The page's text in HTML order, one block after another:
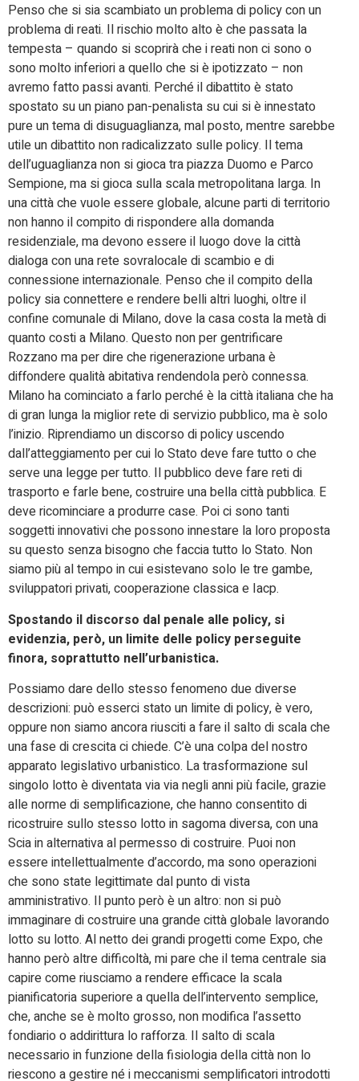
Penso che si sia scambiato un problema di policy con un
problema di reati. Il rischio molto alto è che passata la
tempesta – quando si scoprirà che i reati non ci sono o
sono molto inferiori a quello che si è ipotizzato – non
avremo fatto passi avanti. Perché il dibattito è stato
spostato su un piano pan-penalista su cui si è innestato
pure un tema di disuguaglianza, mal posto, mentre sarebbe
utile un dibattito non radicalizzato sulle policy. Il tema
dell’uguaglianza non si gioca tra piazza Duomo e Parco
Sempione, ma si gioca sulla scala metropolitana larga. In
una città che vuole essere globale, alcune parti di territorio
non hanno il compito di rispondere alla domanda
residenziale, ma devono essere il luogo dove la città
dialoga con una rete sovralocale di scambio e di
connessione internazionale. Penso che il compito della
policy sia connettere e rendere belli altri luoghi, oltre il
confine comunale di Milano, dove la casa costa la metà di
quanto costi a Milano. Questo non per gentrificare
Rozzano ma per dire che rigenerazione urbana è
diffondere qualità abitativa rendendola però connessa.
Milano ha cominciato a farlo perché è la città italiana che ha
di gran lunga la miglior rete di servizio pubblico, ma è solo
l’inizio. Riprendiamo un discorso di policy uscendo
dall’atteggiamento per cui lo Stato deve fare tutto o che
serve una legge per tutto. Il pubblico deve fare reti di
trasporto e farle bene, costruire una bella città pubblica. E
deve ricominciare a produrre case. Poi ci sono tanti
soggetti innovativi che possono innestare la loro proposta
su questo senza bisogno che faccia tutto lo Stato. Non
siamo più al tempo in cui esistevano solo le tre gambe,
sviluppatori privati, cooperazione classica e Iacp.
Spostando il discorso dal penale alle policy, si
evidenzia, però, un limite delle policy perseguite
finora, soprattutto nell’urbanistica.
Possiamo dare dello stesso fenomeno due diverse
descrizioni: può esserci stato un limite di policy, è vero,
oppure non siamo ancora riusciti a fare il salto di scala che
una fase di crescita ci chiede. C’è una colpa del nostro
apparato legislativo urbanistico. La trasformazione sul
singolo lotto è diventata via via negli anni più facile, grazie
alle norme di semplificazione, che hanno consentito di
ricostruire sullo stesso lotto in sagoma diversa, con una
Scia in alternativa al permesso di costruire. Puoi non
essere intellettualmente d’accordo, ma sono operazioni
che sono state legittimate dal punto di vista
amministrativo. Il punto però è un altro: non si può
immaginare di costruire una grande città globale lavorando
lotto su lotto. Al netto dei grandi progetti come Expo, che
hanno però altre difficoltà, mi pare che il tema centrale sia
capire come riusciamo a rendere efficace la scala
pianificatoria superiore a quella dell’intervento semplice,
che, anche se è molto grosso, non modifica l’assetto
fondiario o addirittura lo rafforza. Il salto di scala
necessario in funzione della fisiologia della città non lo
riescono a gestire né i meccanismi semplificatori introdotti